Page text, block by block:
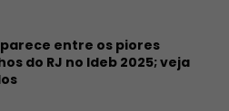
entre os piores
do RJ no Ideb 2025; veja